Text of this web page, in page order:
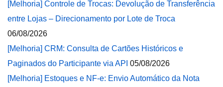
[Melhoria] Controle de Trocas: Devolução de Transferência
entre Lojas – Direcionamento por Lote de Troca
06/08/2026
[Melhoria] CRM: Consulta de Cartões Históricos e
Paginados do Participante via API 05/08/2026
[Melhoria] Estoques e NF-e: Envio Automático da Nota